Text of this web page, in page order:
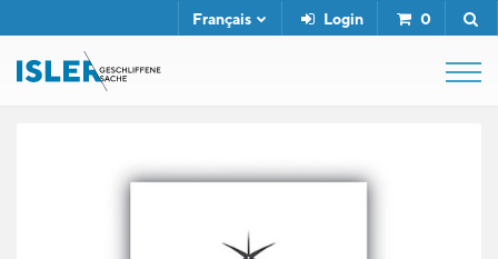
Login 0
Français